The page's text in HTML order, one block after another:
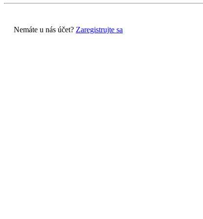
Nemáte u nás účet? Zaregistrujte sa